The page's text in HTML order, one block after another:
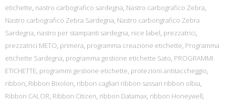
etichette, nastro carbografico sardegna, Nastro carbografico Zebra,
Nastro carbografico Zebra Sardegna, Nastro carbongrafico Zebra
Sardegna, nastro per stampanti sardegna, nice label, prezzatrici,
prezzatrici METO, primera, programma creazione etichette, Programma
etichette Sardegna, programma gestione etichette Sato, PROGRAMMI
ETICHETTE, programmi gestione etichette, protezioni antitaccheggio,
ribbon, Ribbon Bixolon, ribbon cagliari ribbon sassari ribbon olbia,
Ribbon CALOR, Ribbon Citizen, ribbon Datamax, ribbon Honeywell,